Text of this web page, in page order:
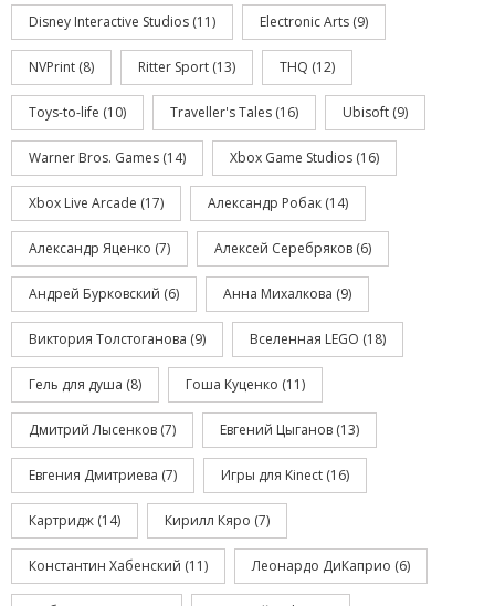
Disney Interactive Studios (11) Electronic Arts (9)
NVPrint (8) Ritter Sport (13) THQ (12)
Toys-to-life (10) Traveller's Tales (16) Ubisoft (9)
Warner Bros. Games (14) Xbox Game Studios (16)
Xbox Live Arcade (17) Александр Робак (14)
Александр Яценко (7) Алексей Серебряков (6)
Андрей Бурковский (6) Анна Михалкова (9)
Виктория Толстоганова (9) Вселенная LEGO (18)
Гель для душа (8) Гоша Куценко (11)
Дмитрий Лысенков (7) Евгений Цыганов (13)
Евгения Дмитриева (7) Игры для Kinect (16)
Картридж (14) Кирилл Кяро (7)
Константин Хабенский (11) Леонардо ДиКаприо (6)